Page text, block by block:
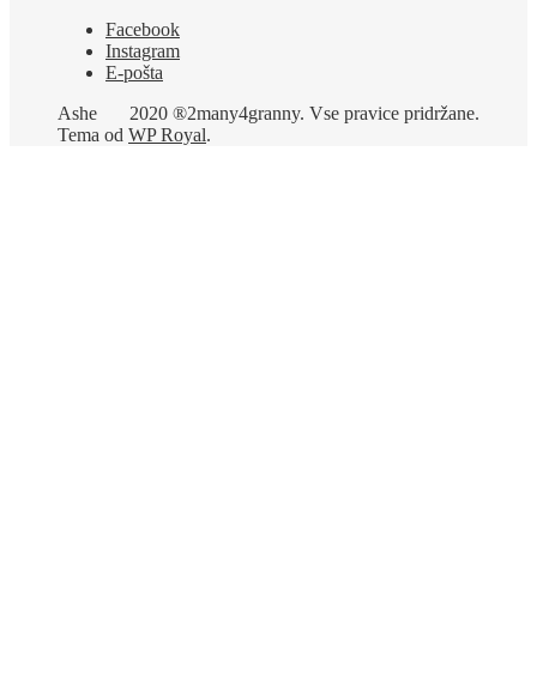
Facebook
Instagram
E-pošta
2020 ®2many4granny. Vse pravice pridržane.
Ashe
Tema od WP Royal.